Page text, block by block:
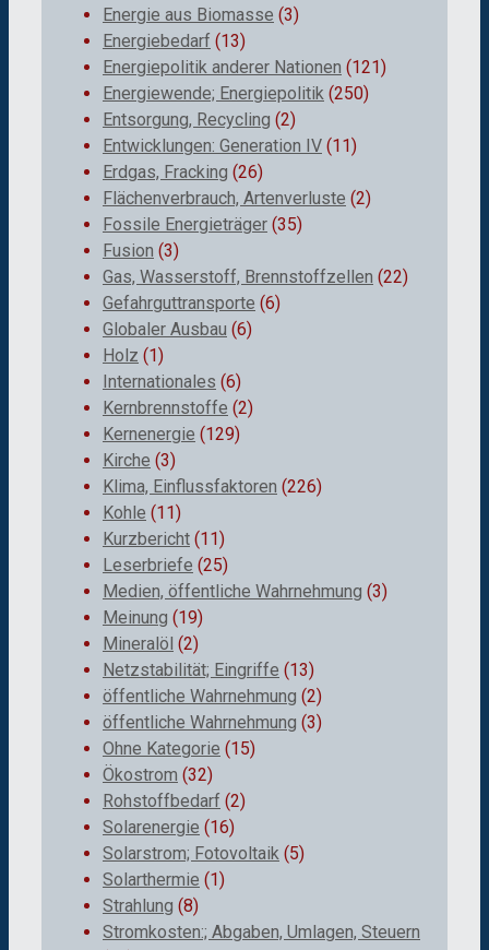
Energie aus Biomasse (3)
Energiebedarf (13)
Energiepolitik anderer Nationen (121)
Energiewende; Energiepolitik (250)
Entsorgung, Recycling (2)
Entwicklungen: Generation IV (11)
Erdgas, Fracking (26)
Flächenverbrauch, Artenverluste (2)
Fossile Energieträger (35)
Fusion (3)
Gas, Wasserstoff, Brennstoffzellen (22)
Gefahrguttransporte (6)
Globaler Ausbau (6)
Holz (1)
Internationales (6)
Kernbrennstoffe (2)
Kernenergie (129)
Kirche (3)
Klima, Einflussfaktoren (226)
Kohle (11)
Kurzbericht (11)
Leserbriefe (25)
Medien, öffentliche Wahrnehmung (3)
Meinung (19)
Mineralöl (2)
Netzstabilität; Eingriffe (13)
öffentliche Wahrnehmung (2)
öffentliche Wahrnehmung (3)
Ohne Kategorie (15)
Ökostrom (32)
Rohstoffbedarf (2)
Solarenergie (16)
Solarstrom; Fotovoltaik (5)
Solarthermie (1)
Strahlung (8)
Stromkosten:; Abgaben, Umlagen, Steuern